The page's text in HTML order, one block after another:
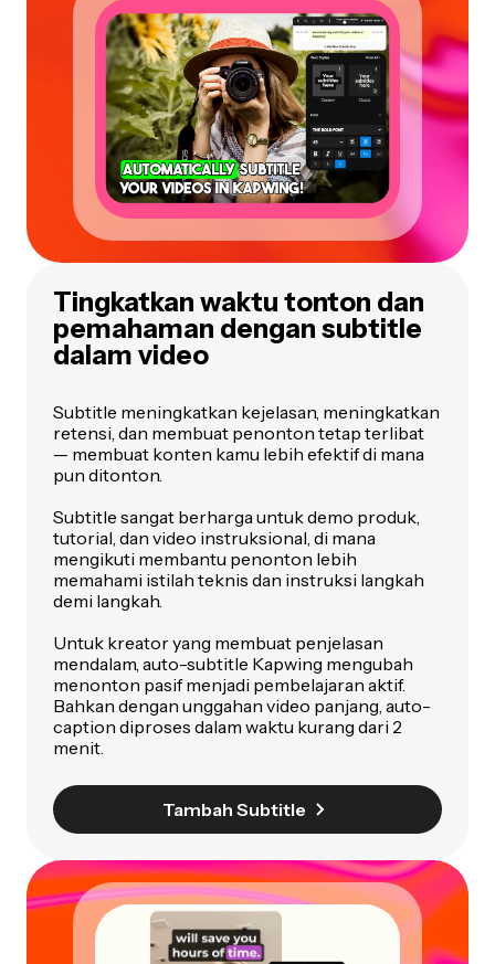
Tingkatkan waktu tonton dan
pemahaman dengan subtitle
dalam video
Subtitle meningkatkan kejelasan, meningkatkan
retensi, dan membuat penonton tetap terlibat
— membuat konten kamu lebih efektif di mana
pun ditonton.
Subtitle sangat berharga untuk demo produk,
tutorial, dan video instruksional, di mana
mengikuti membantu penonton lebih
memahami istilah teknis dan instruksi langkah
demi langkah.
Untuk kreator yang membuat penjelasan
mendalam, auto-subtitle Kapwing mengubah
menonton pasif menjadi pembelajaran aktif.
Bahkan dengan unggahan video panjang, auto-
caption diproses dalam waktu kurang dari 2
menit.
Tambah Subtitle